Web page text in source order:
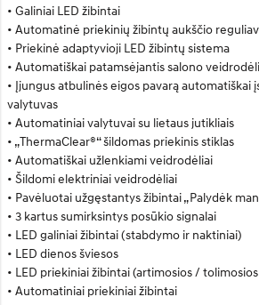
• Galiniai LED žibintai
• Automatinė priekinių žibintų aukščio
• Priekinė adaptyvioji LED žibintų sistema
• Automatiškai patamsėjantis salono
• Įjungus atbulinės eigos pavarą automatiškai
valytuvas
• Automatiniai valytuvai su lietaus jutikliais
• „ThermaClear®“ šildomas priekinis stiklas
• Automatiškai užlenkiami veidrodėliai
• Šildomi elektriniai veidrodėliai
• Pavėluotai užgęstantys žibintai „Palydėk
• 3 kartus sumirksintys posūkio signalai
• LED galiniai žibintai (stabdymo ir naktiniai)
• LED dienos šviesos
• LED priekiniai žibintai (artimosios /
• Automatiniai priekiniai žibintai